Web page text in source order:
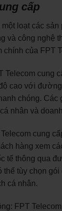
cấp
loạt các sản
và công nghệ
chính của FPT
Telecom cung
cao với
chóng.
nhân và
cung
hàng xem
tế thông qua
thể tùy chọn
cá nhân.
FPT